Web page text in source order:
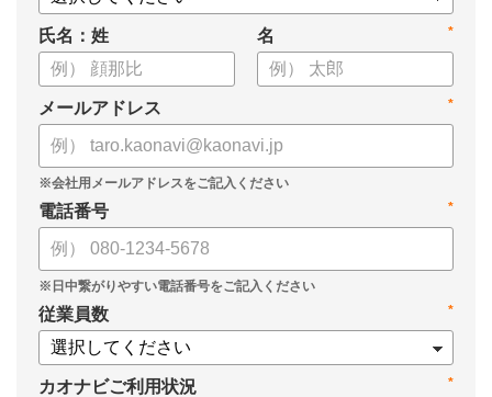
説します。
氏名：姓 *
名
*
メールアドレス
*
電話番号
*
従業員数
*
カオナビご利用状況